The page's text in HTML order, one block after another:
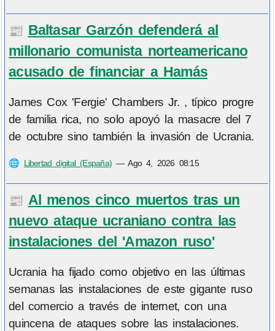
📰 Baltasar Garzón defenderá al
millonario comunista norteamericano
acusado de financiar a Hamás
James Cox 'Fergie' Chambers Jr. , típico progre
de familia rica, no solo apoyó la masacre del 7
de octubre sino también la invasión de Ucrania.
🌐 Libertad digital (España) —Ago 4, 2026 08:15
📰 Al menos cinco muertos tras un
nuevo ataque ucraniano contra las
instalaciones del 'Amazon ruso'
Ucrania ha fijado como objetivo en las últimas
semanas las instalaciones de este gigante ruso
del comercio a través de internet, con una
quincena de ataques sobre las instalaciones.